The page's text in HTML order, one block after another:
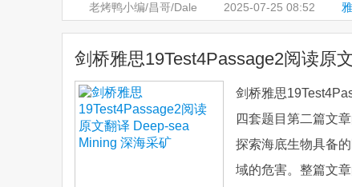
老烤鸭小编/昌哥/Dale 2025-07-25 08:52
物类词汇
剑桥雅思19Test4Passage2阅读原
剑桥雅思
四套题目第二篇文
探索海底生物具备
域的危害。整篇文